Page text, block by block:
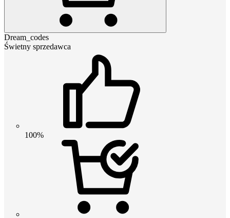
Dream_codes
Świetny sprzedawca
100%